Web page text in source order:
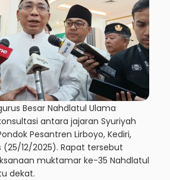
Besar Nahdlatul Ulama
antara jajaran Syuriyah
Pesantren Lirboyo, Kediri,
(25/12/2025). Rapat tersebut
muktamar ke-35 Nahdlatul
dekat.